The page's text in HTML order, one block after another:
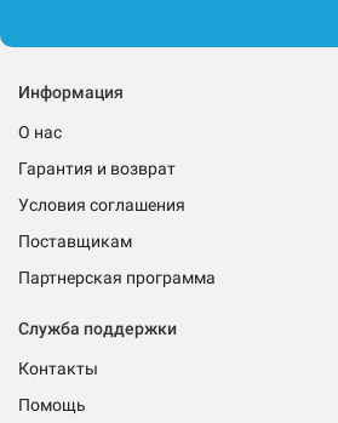
Информация
О нас
Гарантия и возврат
Условия соглашения
Поставщикам
Партнерская программа
Служба поддержки
Контакты
Помощь